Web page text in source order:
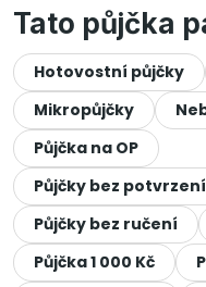
Tato půjčka
Hotovostní půjčky
Mikropůjčky
Půjčka na OP
Půjčky bez
Půjčky bez ručení
Půjčka 1 000 Kč